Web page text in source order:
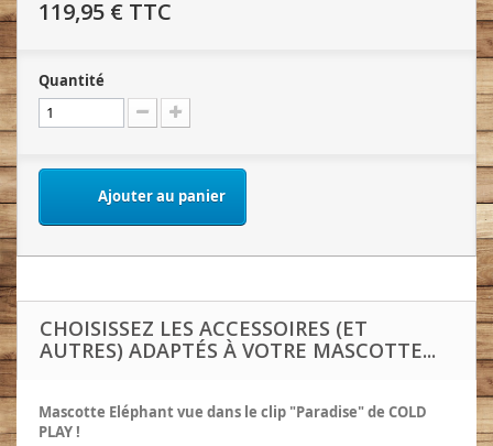
119,95 € TTC
Quantité
Ajouter au panier
CHOISISSEZ LES ACCESSOIRES (ET
AUTRES) ADAPTÉS À VOTRE MASCOTTE...
Mascotte Eléphant vue dans le clip "Paradise" de COLD
PLAY !